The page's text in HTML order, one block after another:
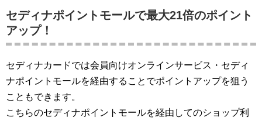
セディナポイントモールで最大21倍のポイント
アップ！
セディナカードでは会員向けオンラインサービス・セディ
ナポイントモールを経由することでポイントアップを狙う
こともできます。
こちらのセディナポイントモールを経由してのショップ利